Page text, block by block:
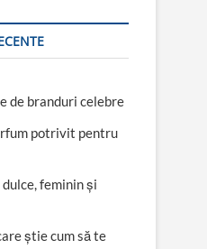
de branduri celebre
potrivit pentru
feminin și
știe cum să te